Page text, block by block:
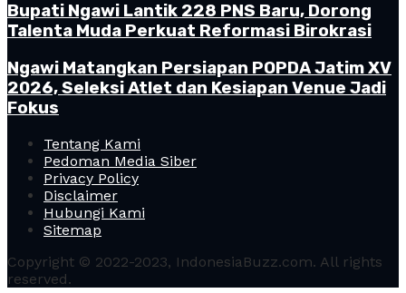
Bupati Ngawi Lantik 228 PNS Baru, Dorong
Talenta Muda Perkuat Reformasi Birokrasi
Ngawi Matangkan Persiapan POPDA Jatim XV
2026, Seleksi Atlet dan Kesiapan Venue Jadi
Fokus
Tentang Kami
Pedoman Media Siber
Privacy Policy
Disclaimer
Hubungi Kami
Sitemap
Copyright © 2022-2023, IndonesiaBuzz.com. All rights
reserved.